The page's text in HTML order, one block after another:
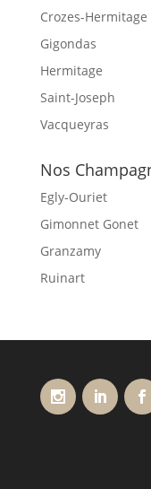
Crozes-Hermitage
Gigondas
Hermitage
Saint-Joseph
Vacqueyras
Nos
Egly-Ouriet
Gimonnet Gonet
Granzamy
Ruinart